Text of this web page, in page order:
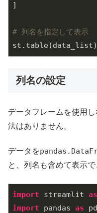
]
# 列名を指定して表示
列名の設定
データフレームを使用
法はありません。
データを
と、列名も含めて表示で
import streamlit as
import pandas as pd